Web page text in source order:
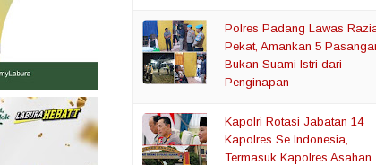
Polres Padang Lawas
Pekat, Amankan 5
Bukan Suami Istri dari
Penginapan
Kapolri Rotasi Jabatan 14
Kapolres Se Indonesia,
Termasuk Kapolres Asahan